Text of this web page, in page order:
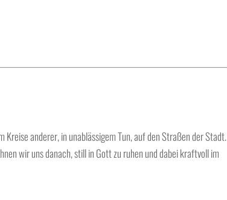
anderer, in unablässigem Tun, auf den Straßen der Stadt.
wir uns danach, still in Gott zu ruhen und dabei kraftvoll im